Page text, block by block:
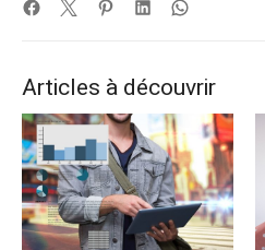
Articles à découvrir